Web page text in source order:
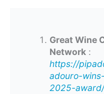
Great Wine
Network:
https://
adouro-
2025-award/